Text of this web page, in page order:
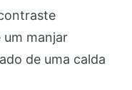
um manjar
de uma calda